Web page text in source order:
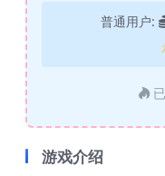
普通用户:
游戏介绍